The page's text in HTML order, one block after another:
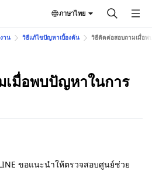
ภาษาไทย
าน วิธีแก้ไขปัญหาเบื้องต้น วิธีติดต่อสอบถามเมื่อพ
มื่อพบปัญหาในการ
ขอแนะนำให้ตรวจสอบศูนย์ช่วย